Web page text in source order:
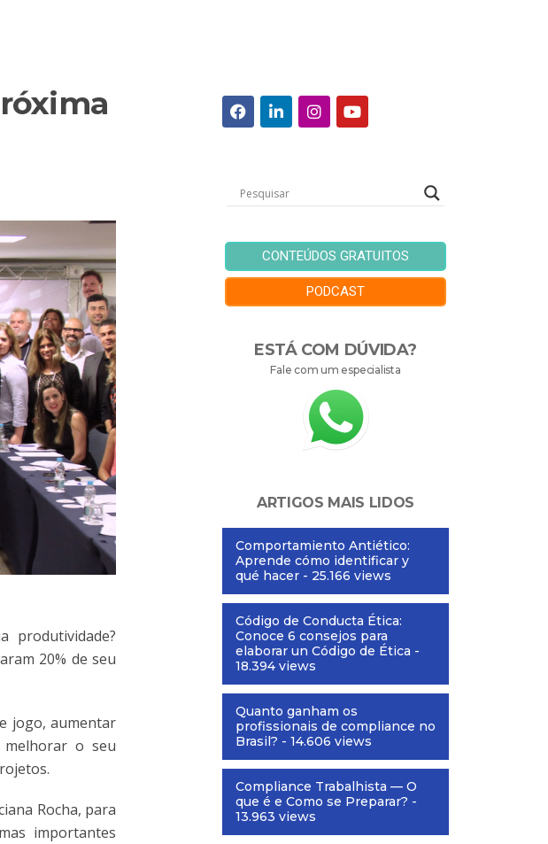
20% de seu
jogo, aumentar
melhorar o seu
Rocha, para
importantes
CONTEÚDOS GRATUITOS
PODCAST
ESTÁ COM DÚVIDA?
Fale com um especialista
ARTIGOS MAIS LIDOS
Comportamiento Antiético:
Aprende cómo identificar y
qué hacer - 25.166 views
Código de Conducta Ética:
Conoce 6 consejos para
elaborar un Código de Ética -
18.394 views
Quanto ganham os
profissionais de compliance no
Brasil? - 14.606 views
Compliance Trabalhista — O
que é e Como se Preparar? -
13.963 views